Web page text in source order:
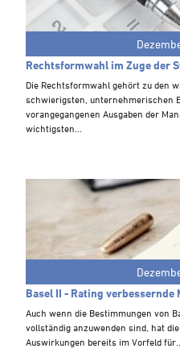
Rechtsformwahl im Zuge der
Die Rechtsformwahl gehört zu den
schwierigsten, unternehmerischen
vorangegangenen Ausgaben der
wichtigsten...
Basel II - Rating verbessernde
Auch wenn die Bestimmungen von
vollständig anzuwenden sind, hat
Auswirkungen bereits im Vorfeld für...